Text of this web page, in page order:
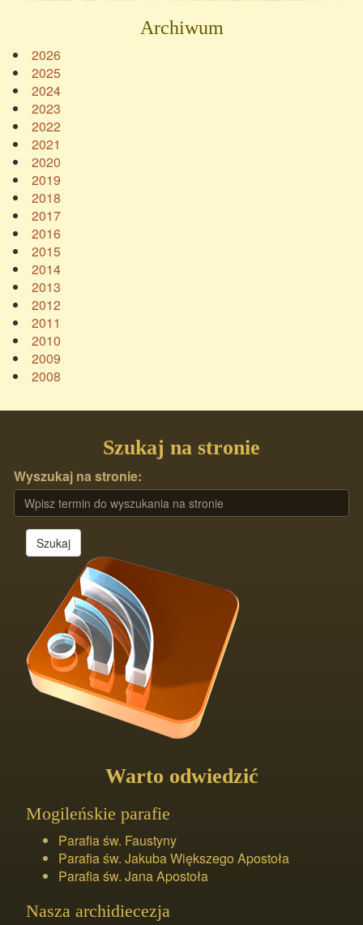
Archiwum
2026
2025
2024
2023
2022
2021
2020
2019
2018
2017
2016
2015
2014
2013
2012
2011
2010
2009
2008
Szukaj na stronie
Wyszukaj na stronie:
Szukaj
Warto odwiedzić
Mogileńskie parafie
Parafia św. Faustyny
Parafia św. Jakuba Większego Apostoła
Parafia św. Jana Apostoła
Nasza archidiecezja